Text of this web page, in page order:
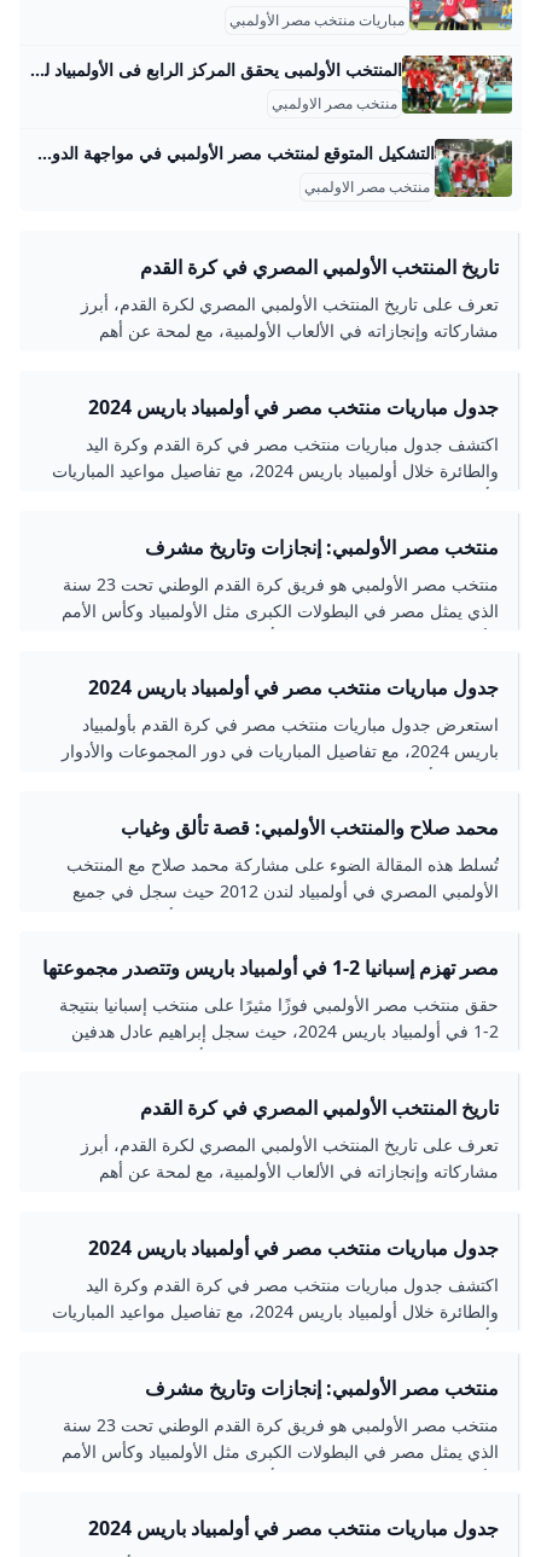
مباريات منتخب مصر الأولمبي
المنتخب الأولمبى يحقق المركز الرابع فى الأولمبياد للمرة الثالثة فى تاريخه.. الفراعنة يتأهلون فى الصدارة لأول مرة.. تخطى عقبة بارجواي عزز التطلعات.. الوقت القاتل يبدد الحلم أمام فرنسا.. والبرونزية تذهب للمغاربة - اليوم السابع حقق منتخب مصر الأولمبي، المركز الرابع في الأولمبياد للمرة الثالثة في تاريخه، بعد السقوط في فخ الهزيمة أمام نظيره المغربي، بستة أهداف دون مقابل المنتخب الأولمبى يحقق المركز الرابع فى الأولمبياد للمرة الثالثة فى تاريخه.. الفراعنة يتأهلون فى الصدارة لأول مرة.. تخطى عقبة بارجواي عزز التطلعات.. الوقت القاتل يبدد الحلم أمام فرنسا.. والبرونزية تذهب للمغاربة الخميس، 08 أغسطس 2024 08:11 م دورة الالعاب الاولمبية اولمبياد باريس أولمبياد باريس أولمبياد باريس 2024 أولمبياد 2024 منتخب مصر اولمبياد باريس 2024 موعد اولمبياد باريس منتخب مصر الاولمبي مباراة مصر والمغرب موعد مباراه مصر والمغرب مصر والمغرب اولمبياد باريس مباراه مصر والمغرب مصر و المغرب ماتش مصر والمغرب مباراة مصر والمغرب اولمبياد باريس موعد مباراه مصر والمغرب في الاولمبياد مصر الاولمبي منتخب مصر الاولمبي موعد مباراه منتخب مصر الاولمبي غدا مباراة المنتخب الأولمبي اليوم مباشر نتيجة مباراة مصر والمغرب الاولمبي المباراة القادمة لمنتخب مصر الاولمبي المغرب تحت 23 ضد مصر تحت 23 نتيجه مباراه مصر والمغرب الاولمبي نتيجه مباراه مصر والمغرب المنتخب الاولمبي متى يلعب منتخب مصر الاولمبي القنوات الناقلة لمباراة مصر والمغرب القنوات الناقله لمباراه مصر والمغرب ماتش مصر والمغرب الاولمبي موعد مباراه منتخب مصر الاولمبي والمغرب ميعاد مباراه مصر والمغرب ميعاد مباراة مصر والمغرب نتيجه مباراه مصر والمغرب نتيجه مباراه مصر والمغرب نتيجة مباراة مصر والمغرب المغرب ومصر مصر ضد المغرب مصر والمغرب الاوليمبي مصر والمغرب اليوم نتيجة مباراة مصر والمغرب اليوم نتيجه مصر والمغرب نتيجة مصر والمغرب ملخص مباراة مصر والمغرب اليوم أكرم النقاش مصر المغرب نتيجه ماتش مصر والمغرب اهداف مصر والمغرب الاولمبي اليوم نتيجه مباراه مصر والمغرب الأولمبي منتخب مصر والمغرب منتخب مصر الأولمبي نتيجة مصر والمغرب اليوم اهداف مصر والمغرب الأولمبي مباراه مصر والمغرب الأولمبي ملخص مباراة مصر والمغرب منتخب مصر الاولمبي والمغرب ماتش مصر و المغرب سفيان رحيمى نتيجة مباراة مصر والمغرب الان نتيجه مصر والمغرب الان نتيجه مباراه مصر والمغرب اليوم موعد مباراة منتخب مصر الأولمبي والمغرب منتخب مصر مباراه مصر والمغرب اليوم مباراة مصر والمغرب اليوم نتيجه منتخب مصر والمغرب نتيجة ماتش مصر والمغرب مصر والمغرب مباشر مصر الاولمبي والمغرب المغرب و مصر ماتش المغرب ومصر المغرب ضد مصر مصر مشاهدة مباراة مصر والمغرب مباراة مصر والمغرب اولمبياد باريس المغرب في الألعاب الأولمبية مباراة مصر و المغرب سفيان رحيمي منتخب مصر الاولمبي ضد المغرب مصر والمغرب بث مباشر مشاهدة مباراة مصر والمغرب اليوم مباشر نتيجه مباراة مصر والمغرب مصر الأولمبي ماتش مصر والمغرب مباشر منتخب مصر والمغرب الأولمبي نتيجة مباراة مصر اليوم مباراه مصر و المغرب ماتش مصر والمغرب الأولمبي المنتخب الأولمبي مباره مصر والمغرب مباراة مصر والمغرب بث مباشر أشرف حكيمي مباراة مصر اليوم مباراة مصر والمغرب الأولمبي مباراة مصر بث مباشر مباراة مصر والمغرب اليوم مباشر مصر والمغرب نتيجة مباراة مصر و المغرب نتيجه مباراه المغرب ومصر أحمد سيد زيزو ميعاد مباراة مصر والمغرب نتيجه مباراه مصر و المغرب المنتخب المصري نتيجة مباراة مصر والمغرب الأولمبي مشاهده مباراه مصر و المغرب المغرب ومصر اليوم ماتش مصر والمغرب اليوم نتيجة مباراة مصر المنتخب المصري الأولمبي نتيجة منتخب مصر والمغرب نتيجه مباراه مصر والمغرب الان نتيجة ماتش مصر والمغرب اليوم مشاهده مباراه مصر والمغرب اولمبياد باريس كرة القدم نتيجه مباره مصر والمغرب عبد الصمد الزلزولي مباراة مصر والمغرب مباشر ملخص مباراه مصر والمغرب نتيجه مباراه منتخب مصر والمغرب نتيجه مباراه مصر والمغرب في الاولمبياد منتخب مصر لكرة القدم اهداف المغرب ومصر نتيجة مباراة المنتخب الاولمبي اليوم منتخب مصر ضد المغرب منتخب مصر و المغرب نتيجه مباراه منتخب مصر الاولمبي والمغرب مباراة المنتخب الأولمبي مباراة المغرب ومصر نتيجه منتخب مصر الأولمبي اشرف حكيمي موعد مباراة مصر والمغرب الأولمبي نتيجه مباراه المنتخب الاولمبي والمغرب مصر منتخب مباريات منتخب مصر اليوم اهداف مباراة مصر والمغرب اليوم نتيجة مباراة منتخب مصر الأولمبي منتخب مصر الأولمبي لكرة القدم المغرب اليوم نتيجة مبارة مصر والمغرب المغرب مصر منتخب مصر الاوليمبي أولمبياد 2024 الزلزولي مباراه منتخب مصر والمغرب منتخب مصر الاولمبي اليوم مصر المغرب مباشر مباراه المغرب ومصر المنتخب نتيجه مصر نتيجه مباراه منتخب مصر منتخب مصر تحت 23 سنة لكرة القدم منتخب المغرب لكرة القدم نتيجة منتخب مصر اليوم نتيجه مصر والمغرب اليوم مباراة منتخب مصر منتخب مصر مباريات منتخب مصر اليوم موعد مباراه مصر والمغرب اليوم مباراه مصر والمغرب الان منتخب مصر الاولمبي لكرة القدم ماتش مصر ومغرب موعد مباراة مصر و المغرب ماتش المغرب موعد مباراة منتخب مصر مصر والمغرب الان ماتش المنتخب نتيجه مصر والمغرب الأولمبي منتخب مصر الاولمبي لكره القدم منتخب الأولمبي ماتش المنتخب اليوم المغرب تحت 23 ضد مصر تحت 23 مصر و مغرب الأهلي يواصل نزيف النقاط ويتعادل مع المحلة سلبيًا.
منتخب مصر الاولمبي
التشكيل المتوقع لمنتخب مصر الأولمبي في مواجهة الدومينكان بأولمبياد 2024 يفتتح منتخب مصر الأولمبي مشاركته في دورة الألعاب الأوليمبية باريس 2024، مساء اليوم الأربعاء الاربعاء 24 يوليو 2024 | 10:30 صباحاً محمد سمير
منتخب مصر الاولمبي
تاريخ المنتخب الأولمبي المصري في كرة القدم
تعرف على تاريخ المنتخب الأولمبي المصري لكرة القدم، أبرز
مشاركاته وإنجازاته في الألعاب الأولمبية، مع لمحة عن أهم
جدول مباريات منتخب مصر في أولمبياد باريس 2024
اكتشف جدول مباريات منتخب مصر في كرة القدم وكرة اليد
والطائرة خلال أولمبياد باريس 2024، مع تفاصيل مواعيد المباريات
منتخب مصر الأولمبي: إنجازات وتاريخ مشرف
منتخب مصر الأولمبي هو فريق كرة القدم الوطني تحت 23 سنة
الذي يمثل مصر في البطولات الكبرى مثل الأولمبياد وكأس الأمم
شبابًا وذوي خبرة بقيادة المدرب روجيرو ميكالي، ويعد رمزًا للأمل
والمستقبل في الرياضة المصرية.
جدول مباريات منتخب مصر في أولمبياد باريس 2024
استعرض جدول مباريات منتخب مصر في كرة القدم بأولمبياد
باريس 2024، مع تفاصيل المباريات في دور المجموعات والأدوار
محمد صلاح والمنتخب الأولمبي: قصة تألق وغياب
تُسلط هذه المقالة الضوء على مشاركة محمد صلاح مع المنتخب
الأولمبي المصري في أولمبياد لندن 2012 حيث سجل في جميع
بالتزامات النادي ورفض ليفربول لإطلاق سراحه، مما شكل تحديًا
للمنتخب المصري.
مصر تهزم إسبانيا 2-1 في أولمبياد باريس وتتصدر مجموعتها
حقق منتخب مصر الأولمبي فوزًا مثيرًا على منتخب إسبانيا بنتيجة
2-1 في أولمبياد باريس 2024، حيث سجل إبراهيم عادل هدفين
الذي أدى إلى هذا الإنجاز التاريخي.
تاريخ المنتخب الأولمبي المصري في كرة القدم
تعرف على تاريخ المنتخب الأولمبي المصري لكرة القدم، أبرز
مشاركاته وإنجازاته في الألعاب الأولمبية، مع لمحة عن أهم
جدول مباريات منتخب مصر في أولمبياد باريس 2024
اكتشف جدول مباريات منتخب مصر في كرة القدم وكرة اليد
والطائرة خلال أولمبياد باريس 2024، مع تفاصيل مواعيد المباريات
منتخب مصر الأولمبي: إنجازات وتاريخ مشرف
منتخب مصر الأولمبي هو فريق كرة القدم الوطني تحت 23 سنة
الذي يمثل مصر في البطولات الكبرى مثل الأولمبياد وكأس الأمم
شبابًا وذوي خبرة بقيادة المدرب روجيرو ميكالي، ويعد رمزًا للأمل
جدول مباريات منتخب مصر في أولمبياد باريس 2024